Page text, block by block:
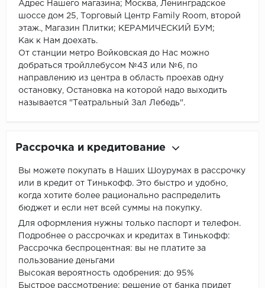
Адрес Нашего магазина; Москва, Ленинградское
шоссе дом 25, Торговый Центр Family Room, второй
этаж., Магазин Плитки; КЕРАМИЧЕСКИЙ БУМ;
Как к Нам доехать.
От станции метро Войковская до Нас можно
добраться тройллебусом №43 или №6, по
направлению из центра в область проехав одну
остановку, Остановка на которой надо выходить
называется "Театральный Зал Лебедь".
Рассрочка и кредитование
Вы можете покупать в Наших Шоурумах в рассрочку
или в кредит от Тинькофф. Это быстро и удобно,
когда хотите более рационально распределить
бюджет и если нет всей суммы на покупку.
Для оформления нужны только паспорт и телефон.
Подробнее о рассрочках и кредитах в Тинькофф:
Рассрочка беспроцентная: вы не платите за
пользование деньгами
Высокая вероятность одобрения: до 95%
Быстрое рассмотрение: решение от банка придет